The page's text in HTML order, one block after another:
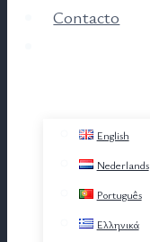
Contacto
English
Nederlands
Português
Ελληνικά